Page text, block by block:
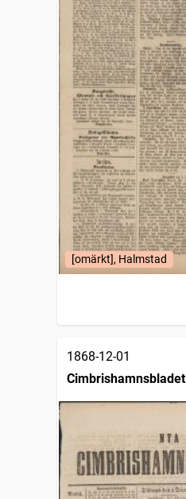
[omärkt], Halmstad
1868-12-01
Cimbrishamnsbladet